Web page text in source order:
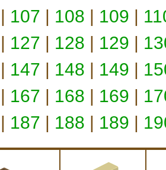
| 107 | 108 | 109 |
| 127 | 128 | 129 |
| 147 | 148 | 149 |
| 167 | 168 | 169 |
| 187 | 188 | 189 |